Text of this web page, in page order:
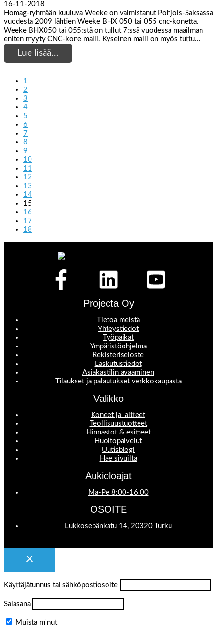
16-11-2018
Homag-ryhmään kuuluva Weeke on valmistanut Pohjois-Saksassa
vuodesta 2009 lähtien Weeke BHX 050 tai 055 cnc-konetta.
Weeke BHX050 tai 055:stä on tullut 7:ssä vuodessa maailman
eniten myyty CNC-kone malli. Kyseinen malli on myös tuttu…
Lue lisää…
1
2
3
4
5
6
7
8
9
10
11
12
13
14
15
16
17
18
Projecta Oy
Tietoa meistä
Yhteystiedot
Työpaikat
Ympäristöohjelma
Rekisteriseloste
Laskutustiedot
Asiakastilin avaaminen
Tilaukset ja palautukset verkkokaupasta
Valikko
Koneet ja laitteet
Teollisuustuotteet
Hinnastot & esitteet
Huoltopalvelut
Uutisblogi
Hae sivuilta
Aukioloajat
Ma-Pe 8:00-16.00
OSOITE
Lukkosepänkatu 14, 20320 Turku
Käyttäjätunnus tai sähköpostiosoite
Salasana
Muista minut